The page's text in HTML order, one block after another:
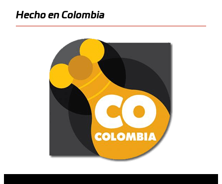
Hecho en Colombia